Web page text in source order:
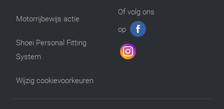
Motorrijbewijs actie
Shoei Personal Fitting
System
Wijzig cookievoorkeuren
Of volg ons
op